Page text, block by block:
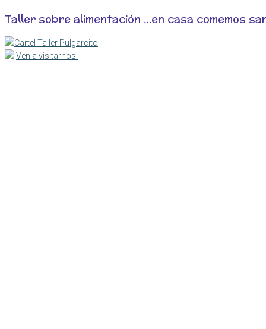
Taller sobre alimentación …en casa comemos